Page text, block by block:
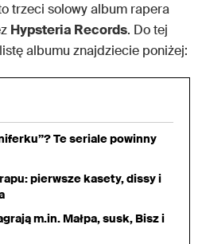
trzeci solowy album rapera
Hypsteria Records. Do tej
albumu znajdziecie poniżej:
Te seriale powinny
pierwsze kasety, dissy i
m.in. Małpa, susk, Bisz i